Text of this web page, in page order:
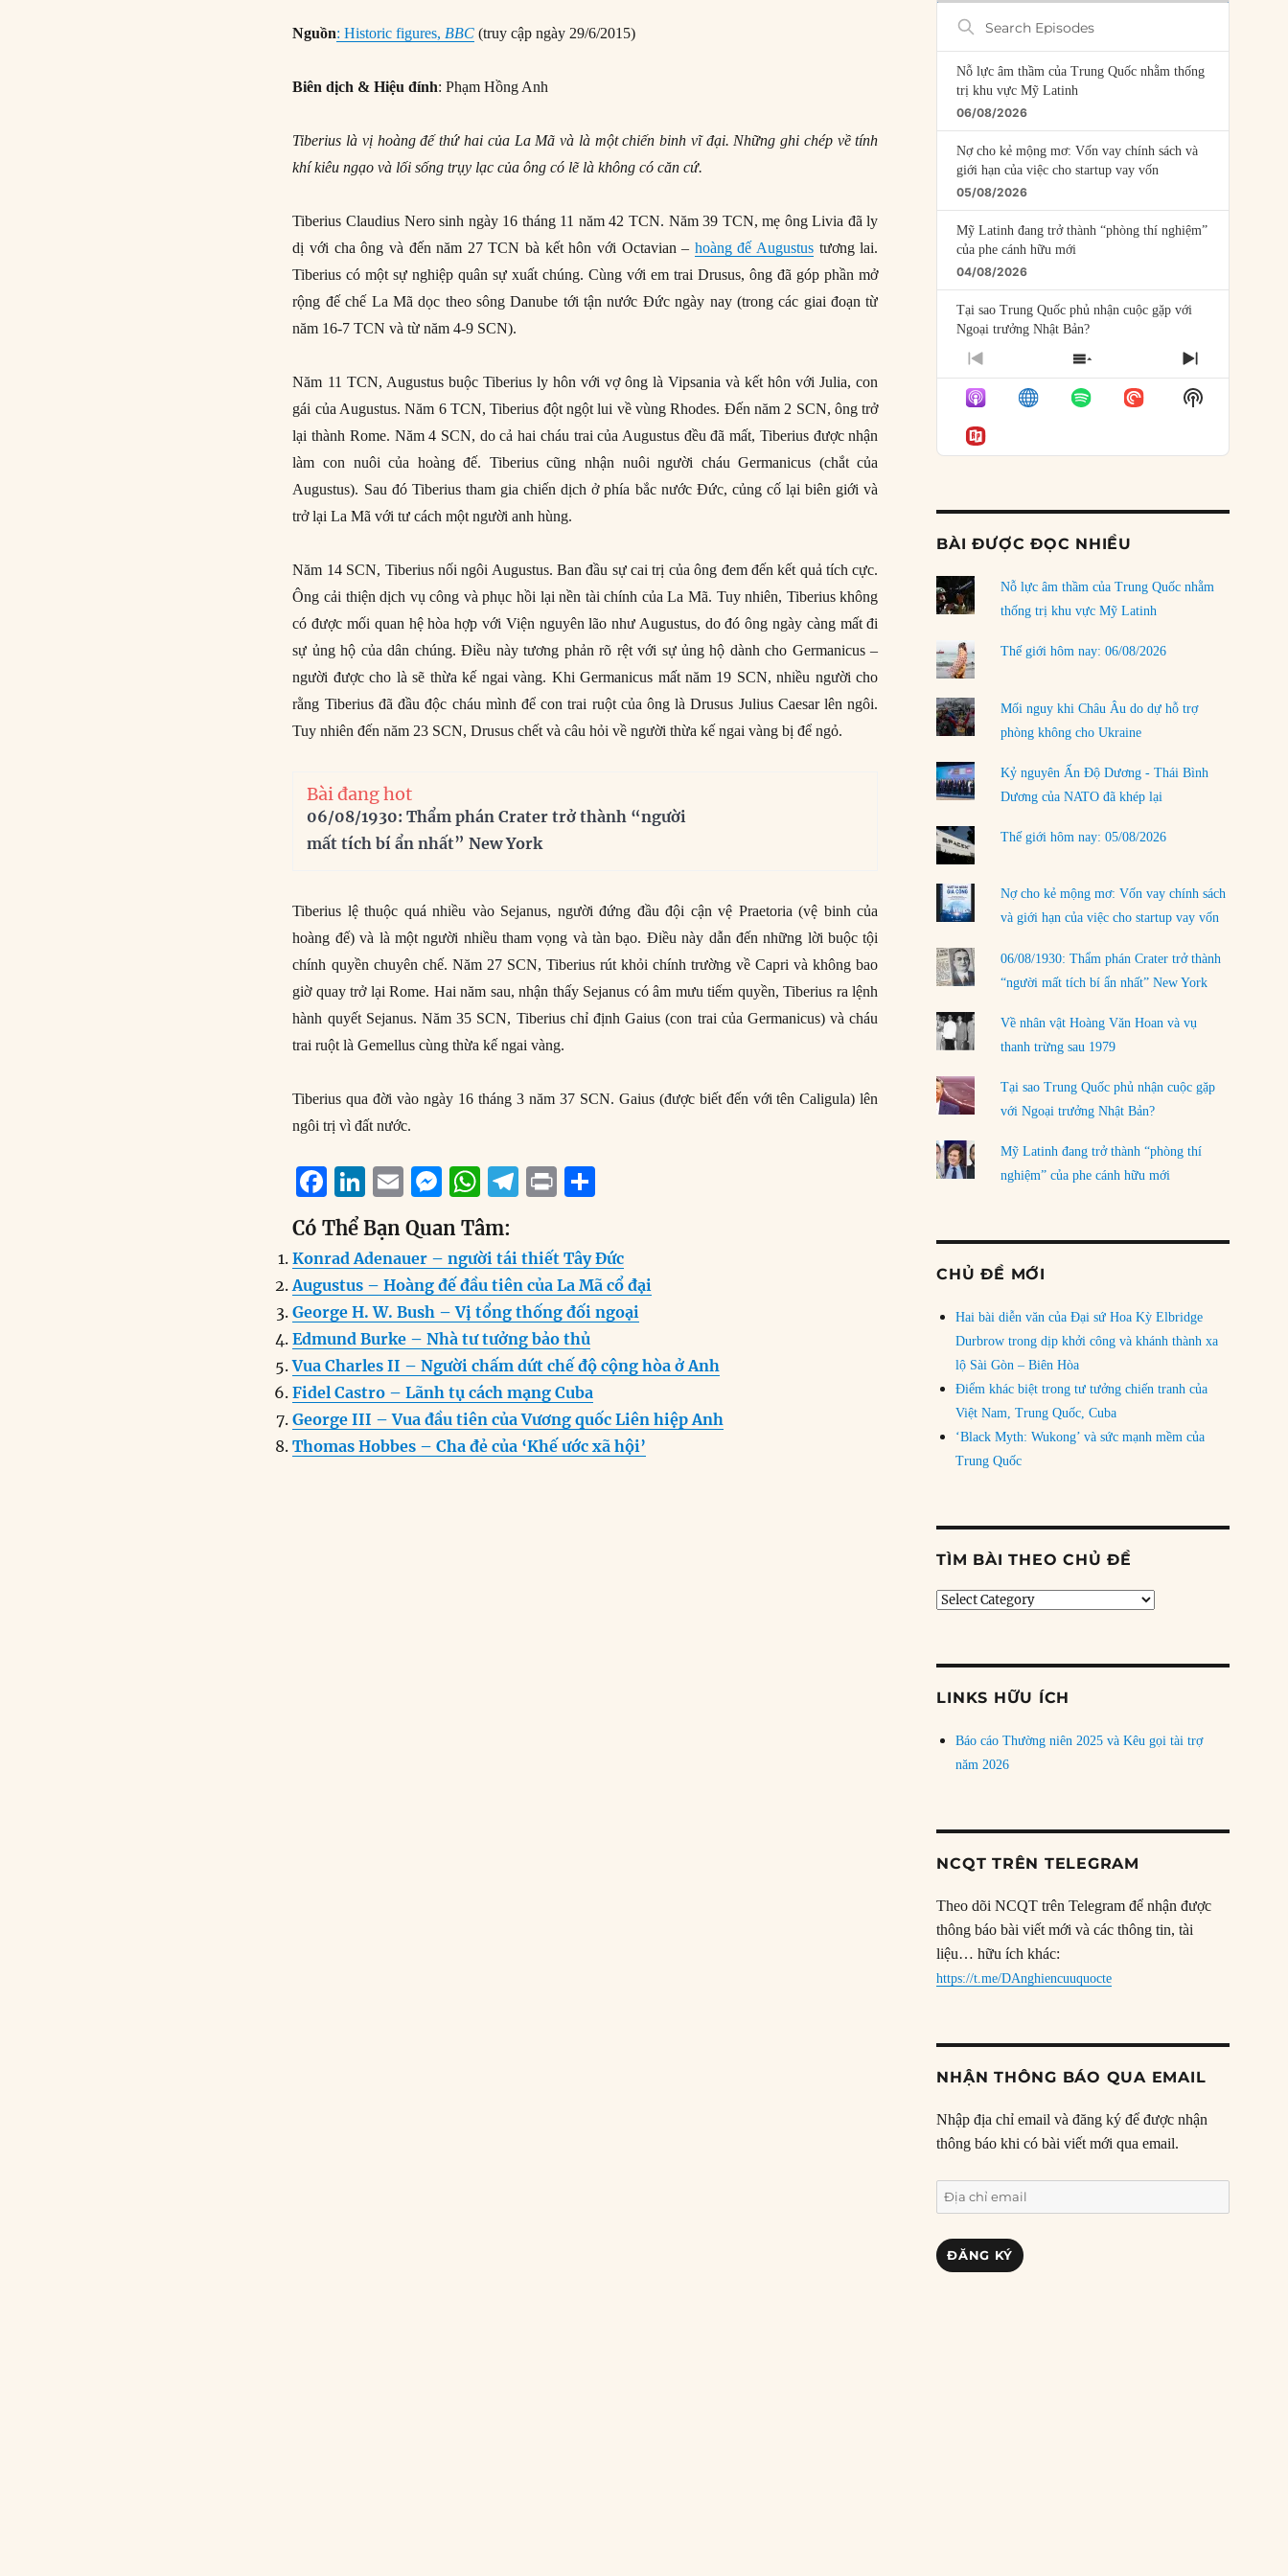
Nguồn: Historic figures, BBC (truy cập ngày 29/6/2015)
Biên dịch & Hiệu đính: Phạm Hồng Anh
Tiberius là vị hoàng đế thứ hai của La Mã và là một chiến binh vĩ đại. Những ghi chép về tính
khí kiêu ngạo và lối sống trụy lạc của ông có lẽ là không có căn cứ.
Tiberius Claudius Nero sinh ngày 16 tháng 11 năm 42 TCN. Năm 39 TCN, mẹ ông Livia đã ly
dị với cha ông và đến năm 27 TCN bà kết hôn với Octavian – hoàng đế Augustus tương lai.
Tiberius có một sự nghiệp quân sự xuất chúng. Cùng với em trai Drusus, ông đã góp phần mở
rộng đế chế La Mã dọc theo sông Danube tới tận nước Đức ngày nay (trong các giai đoạn từ
năm 16-7 TCN và từ năm 4-9 SCN).
Năm 11 TCN, Augustus buộc Tiberius ly hôn với vợ ông là Vipsania và kết hôn với Julia, con
gái của Augustus. Năm 6 TCN, Tiberius đột ngột lui về vùng Rhodes. Đến năm 2 SCN, ông trở
lại thành Rome. Năm 4 SCN, do cả hai cháu trai của Augustus đều đã mất, Tiberius được nhận
làm con nuôi của hoàng đế. Tiberius cũng nhận nuôi người cháu Germanicus (chắt của
Augustus). Sau đó Tiberius tham gia chiến dịch ở phía bắc nước Đức, củng cố lại biên giới và
trở lại La Mã với tư cách một người anh hùng.
Năm 14 SCN, Tiberius nối ngôi Augustus. Ban đầu sự cai trị của ông đem đến kết quả tích cực.
Ông cải thiện dịch vụ công và phục hồi lại nền tài chính của La Mã. Tuy nhiên, Tiberius không
có được mối quan hệ hòa hợp với Viện nguyên lão như Augustus, do đó ông ngày càng mất đi
sự ủng hộ của dân chúng. Điều này tương phản rõ rệt với sự ủng hộ dành cho Germanicus –
người được cho là sẽ thừa kế ngai vàng. Khi Germanicus mất năm 19 SCN, nhiều người cho
rằng Tiberius đã đầu độc cháu mình để con trai ruột của ông là Drusus Julius Caesar lên ngôi.
Tuy nhiên đến năm 23 SCN, Drusus chết và câu hỏi về người thừa kế ngai vàng bị để ngỏ.
Bài đang hot
06/08/1930: Thẩm phán Crater trở thành “người
mất tích bí ẩn nhất” New York
Tiberius lệ thuộc quá nhiều vào Sejanus, người đứng đầu đội cận vệ Praetoria (vệ binh của
hoàng đế) và là một người nhiều tham vọng và tàn bạo. Điều này dẫn đến những lời buộc tội
chính quyền chuyên chế. Năm 27 SCN, Tiberius rút khỏi chính trường về Capri và không bao
giờ quay trở lại Rome. Hai năm sau, nhận thấy Sejanus có âm mưu tiếm quyền, Tiberius ra lệnh
hành quyết Sejanus. Năm 35 SCN, Tiberius chỉ định Gaius (con trai của Germanicus) và cháu
trai ruột là Gemellus cùng thừa kế ngai vàng.
Tiberius qua đời vào ngày 16 tháng 3 năm 37 SCN. Gaius (được biết đến với tên Caligula) lên
ngôi trị vì đất nước.
F
a
c
e
b
o
o
k
Li
n
k
e
d
I
n
E
m
ai
l
M
ss
e
n
g
er
W
h
at
s
A
p
p
T
e
g
r
a
m
P
n
t
a
re
Có Thể Bạn Quan Tâm:
Konrad Adenauer – người tái thiết Tây Đức
Augustus – Hoàng đế đầu tiên của La Mã cổ đại
George H. W. Bush – Vị tổng thống đối ngoại
Edmund Burke – Nhà tư tưởng bảo thủ
Vua Charles II – Người chấm dứt chế độ cộng hòa ở Anh
Fidel Castro – Lãnh tụ cách mạng Cuba
George III – Vua đầu tiên của Vương quốc Liên hiệp Anh
Thomas Hobbes – Cha đẻ của ‘Khế ước xã hội’
Search
Episodes
Nỗ lực âm thầm của Trung Quốc nhằm thống
trị khu vực Mỹ Latinh
06/08/2026
Nợ cho kẻ mộng mơ: Vốn vay chính sách và
giới hạn của việc cho startup vay vốn
05/08/2026
Mỹ Latinh đang trở thành “phòng thí nghiệm”
của phe cánh hữu mới
04/08/2026
Tại sao Trung Quốc phủ nhận cuộc gặp với
Ngoại trưởng Nhật Bản?
04/08/2026
Điểm mù chiến lược của Trump tại Thái Bình
Dương
03/08/2026
rủi ro
01/08/2026
31/07/2026
phải chịu đựng?
30/07/2026
Tập tìm cách chôn vùi bê bối chấn động vòng
tròn thân cận của mình
PREVIOUS
EPISODE
SHOW
EPISODES
LIST
NEXT
EPISODE
Show
Podcast
BÀI ĐƯỢC ĐỌC NHIỀU
Nỗ lực âm thầm của Trung Quốc nhằm
thống trị khu vực Mỹ Latinh
Thế giới hôm nay: 06/08/2026
Mối nguy khi Châu Âu do dự hỗ trợ
phòng không cho Ukraine
Kỷ nguyên Ấn Độ Dương - Thái Bình
Dương của NATO đã khép lại
Thế giới hôm nay: 05/08/2026
Nợ cho kẻ mộng mơ: Vốn vay chính sách
và giới hạn của việc cho startup vay vốn
06/08/1930: Thẩm phán Crater trở thành
“người mất tích bí ẩn nhất” New York
Về nhân vật Hoàng Văn Hoan và vụ
thanh trừng sau 1979
Tại sao Trung Quốc phủ nhận cuộc gặp
với Ngoại trưởng Nhật Bản?
Mỹ Latinh đang trở thành “phòng thí
nghiệm” của phe cánh hữu mới
CHỦ ĐỀ MỚI
Hai bài diễn văn của Đại sứ Hoa Kỳ Elbridge
Durbrow trong dịp khởi công và khánh thành xa
lộ Sài Gòn – Biên Hòa
Điểm khác biệt trong tư tưởng chiến tranh của
Việt Nam, Trung Quốc, Cuba
‘Black Myth: Wukong’ và sức mạnh mềm của
Trung Quốc
TÌM BÀI THEO CHỦ ĐỀ
Tìm
LINKS HỮU ÍCH
Báo cáo Thường niên 2025 và Kêu gọi tài trợ
năm 2026
NCQT TRÊN TELEGRAM
Theo dõi NCQT trên Telegram để nhận được
thông báo bài viết mới và các thông tin, tài
liệu… hữu ích khác:
https://t.me/DAnghiencuuquocte
NHẬN THÔNG BÁO QUA EMAIL
Nhập địa chỉ email và đăng ký để được nhận
thông báo khi có bài viết mới qua email.
Địa
chỉ
email
ĐĂNG KÝ